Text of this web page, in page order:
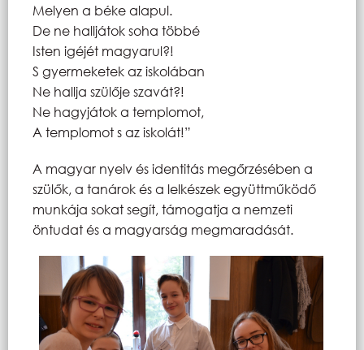
Melyen a béke alapul.
De ne halljátok soha többé
Isten igéjét magyarul?!
S gyermeketek az iskolában
Ne hallja szülője szavát?!
Ne hagyjátok a templomot,
A templomot s az iskolát!”
A magyar nyelv és identitás megőrzésében a
szülők, a tanárok és a lelkészek együttműködő
munkája sokat segít, támogatja a nemzeti
öntudat és a magyarság megmaradását.